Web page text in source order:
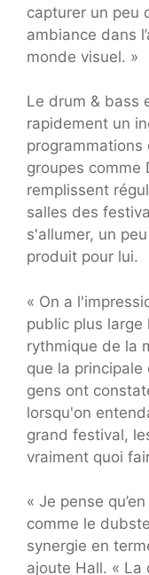
capturer un peu
ambiance dans
monde visuel. »
Le drum & bass
rapidement un
programmations
groupes comme
remplissent
salles des
s'allumer, un
produit pour lui.
« On a
public plus
rythmique de la
que la
gens ont
lorsqu'on
grand festival,
vraiment quoi
« Je pense
comme le
synergie en
ajoute Hall. « La